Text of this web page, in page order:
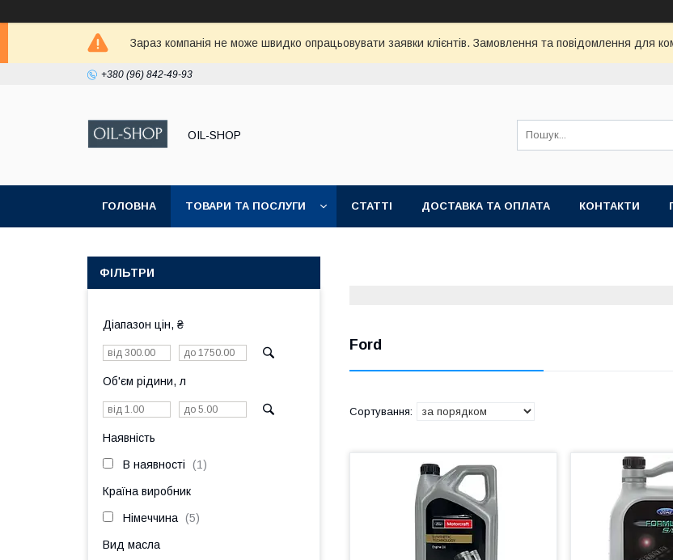
Зараз компанія не може швидко опрацьовувати заявки клієнтів. Замовлення та повідомлення для
+380 (96) 842-49-93
OIL-SHOP
ГОЛОВНА ТОВАРИ ТА ПОСЛУГИ СТАТТІ ДОСТАВКА ТА ОПЛАТА КОНТАКТИ
Ford
ФІЛЬТРИ
Діапазон цін, ₴
Об'єм рідини, л
Наявність
В наявності 1
Країна виробник
Німеччина 5
Вид масла